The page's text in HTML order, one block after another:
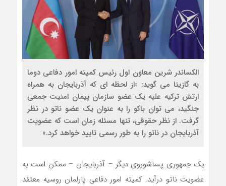
الکساندر شرین معاون اول رئیس کمیته امور دفاعی دوما
به گازیتا می گوید: «از لحظه ای که آذربایجان به همراه
ارتش ترکیه علیه یک عضو سازمان پیمان امنیت جمعی
جنگید، می توان باکو را به عنوان یک عضو ناتو در نظر
گرفت. از نظر حقوقی، تنها مسئله زمان است که عضویت
آذربایجان در ناتو را به طور رسمی تایید خواهد کرد.»
یک جمهوری پساشوروی دیگر – آذربایجان – ممکن است به
عضویت ناتو درآید. کمیته امور دفاعی پارلمان روسیه معتقد